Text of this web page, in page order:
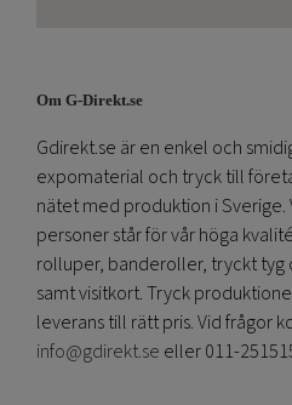
Om G-Direkt.se
Gdirekt.se är en enkel och
expomaterial och tryck till
nätet med produktion i Sverige.
personer står för vår höga
rolluper, banderoller, tryckt tyg
samt visitkort. Tryck
leverans till rätt pris. Vid frågor
info@gdirekt.se eller 011-